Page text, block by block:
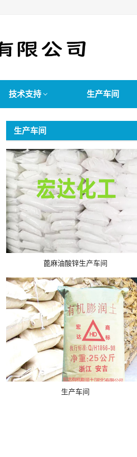
技术支持 生产车间
生产车间
蓖麻油酸锌生产车间
生产车间